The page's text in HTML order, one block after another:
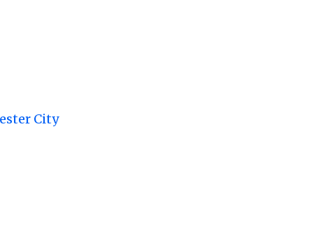
City